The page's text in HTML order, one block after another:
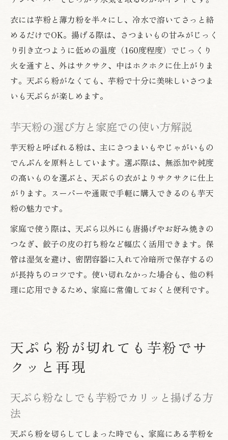
衣には芋粉と薄力粉を半々にし、冷水で溶いてさっと絡
めるだけでOK。揚げる際は、さつまいもの甘みがじっく
り引き立つように低めの温度（160度程度）でじっくり
火を通すと、外はサクサク、中はホクホクに仕上がりま
す。天ぷら粉がなくても、芋粉で十分に美味しいさつま
いも天ぷらが楽しめます。
芋天粉の選び方と家庭での使い方解説
芋天粉と呼ばれる粉は、主にさつまいもやじゃがいもの
でんぷんを原料としています。選ぶ際は、無添加や純度
の高いものを選ぶと、天ぷらの衣がよりサクサクに仕上
がります。スーパーや通販で手軽に購入できるのも芋天
粉の魅力です。
家庭で使う際は、天ぷら以外にも唐揚げやお好み焼きの
つなぎ、餃子の皮の打ち粉など幅広く活用できます。保
管は湿気を避け、密閉容器に入れて冷暗所で保存するの
が長持ちのコツです。使い切れなかった場合も、他の料
理に応用できるため、家庭に常備しておくと便利です。
天ぷら粉が切れても芋粉でサ
クッと再現
天ぷら粉なしでも芋粉でカリッと揚げる方
法
天ぷら粉を切らしてしまった時でも、家庭にある芋粉を